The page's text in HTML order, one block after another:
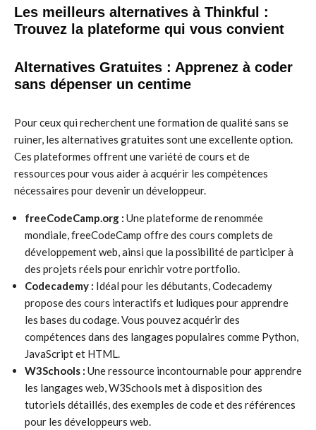
Les meilleurs alternatives à Thinkful :
Trouvez la plateforme qui vous convient
Alternatives Gratuites : Apprenez à coder
sans dépenser un centime
Pour ceux qui recherchent une formation de qualité sans se
ruiner, les alternatives gratuites sont une excellente option.
Ces plateformes offrent une variété de cours et de
ressources pour vous aider à acquérir les compétences
nécessaires pour devenir un développeur.
freeCodeCamp.org : Une plateforme de renommée
mondiale, freeCodeCamp offre des cours complets de
développement web, ainsi que la possibilité de participer à
des projets réels pour enrichir votre portfolio.
Codecademy : Idéal pour les débutants, Codecademy
propose des cours interactifs et ludiques pour apprendre
les bases du codage. Vous pouvez acquérir des
compétences dans des langages populaires comme Python,
JavaScript et HTML.
W3Schools : Une ressource incontournable pour apprendre
les langages web, W3Schools met à disposition des
tutoriels détaillés, des exemples de code et des références
pour les développeurs web.